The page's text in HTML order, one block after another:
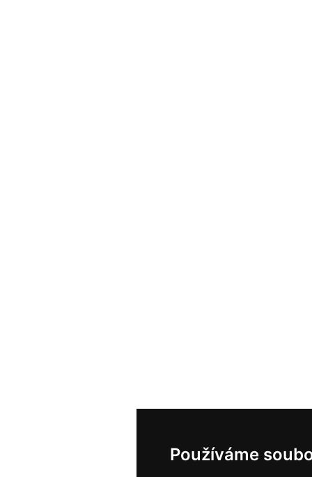
Používáme